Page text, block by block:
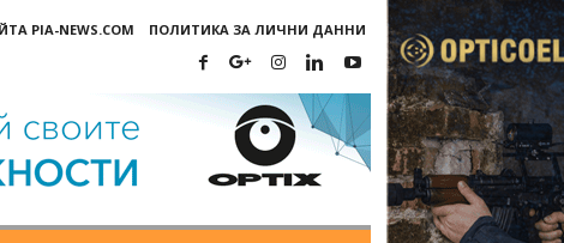
PIA-NEWS.COM ПОЛИТИКА ЗА ЛИЧНИ ДАННИ